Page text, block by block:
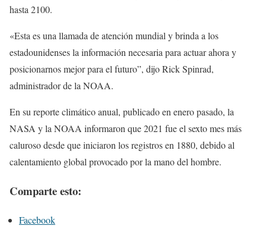
hasta 2100.
«Esta es una llamada de atención mundial y brinda a los
estadounidenses la información necesaria para actuar ahora y
posicionarnos mejor para el futuro”, dijo Rick Spinrad,
administrador de la NOAA.
En su reporte climático anual, publicado en enero pasado, la
NASA y la NOAA informaron que 2021 fue el sexto mes más
caluroso desde que iniciaron los registros en 1880, debido al
calentamiento global provocado por la mano del hombre.
Comparte esto:
Facebook